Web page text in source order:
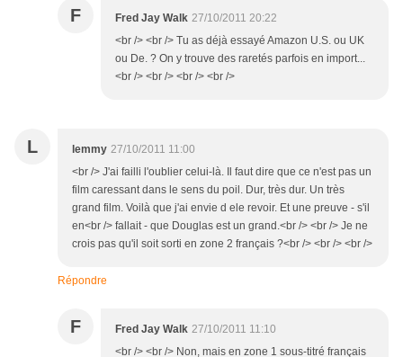
F Fred Jay Walk 27/10/2011 20:22
<br /> <br /> Tu as déjà essayé Amazon U.S. ou UK
ou De. ? On y trouve des raretés parfois en import...
<br /> <br /> <br /> <br />
L lemmy 27/10/2011 11:00
<br /> J'ai failli l'oublier celui-là. Il faut dire que ce n'est pas un
film caressant dans le sens du poil. Dur, très dur. Un très
grand film. Voilà que j'ai envie d ele revoir. Et une preuve - s'il
en<br /> fallait - que Douglas est un grand.<br /> <br /> Je ne
crois pas qu'il soit sorti en zone 2 français ?<br /> <br /> <br />
Répondre
F Fred Jay Walk 27/10/2011 11:10
<br /> <br /> Non, mais en zone 1 sous-titré français